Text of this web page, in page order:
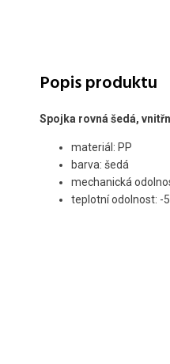
Popis produktu
Spojka rovná šedá,
materiál: PP
barva: šedá
mechanická
teplotní odolnost: -5